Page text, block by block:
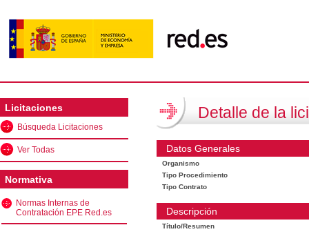
Licitaciones
Búsqueda Licitaciones
Ver Todas
Normativa
Normas Internas de
Contratación EPE Red.es
Detalle de la
Datos Generales
Organismo
Tipo Procedimiento
Tipo Contrato
Descripción
Título/Resumen